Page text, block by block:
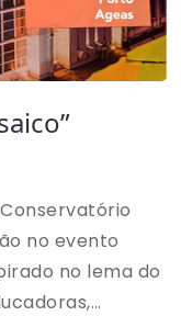
no evento
no lema do